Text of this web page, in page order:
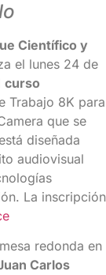
Científico y
el lunes 24 de
curso
Trabajo 8K para
que se
está diseñada
audiovisual
La inscripción
redonda en
Carlos